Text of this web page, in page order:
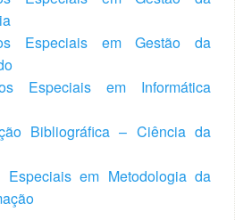
Especiais em Gestão da
Especiais em Informática
Bibliográfica – Ciência da
em Metodologia da